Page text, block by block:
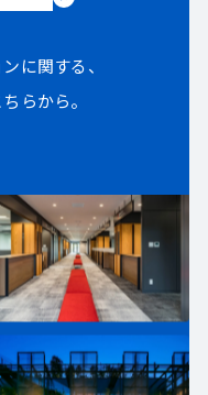
に関する、
らから。